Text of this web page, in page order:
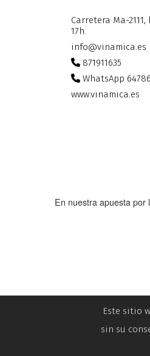
Carretera Ma-
17h.
info@vinamica.es
871911635
WhatsApp
www.vinamica.es
En nuestra apuesta por
Este sitio
sin su